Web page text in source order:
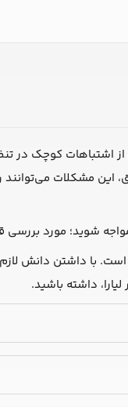
اشتباهات کوچک در
این مشکلات
شوید؛ مورد بررسی
با داشتن دانش
داشته باشید.